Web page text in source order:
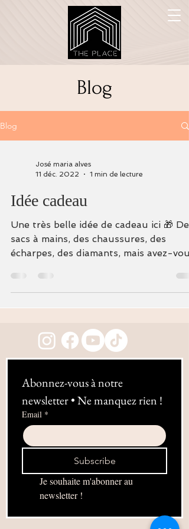
Blog
Blog
José maria alves
11 déc. 2022
1 min de lecture
Idée cadeau
Une très belle idée de cadeau ici 🎁 Des
sacs à mains, des chaussures, des
écharpes, des diamants, mais avez-vous
Abonnez-vous à notre
newsletter • Ne manquez rien !
Email *
Subscribe
Je souhaite m'abonner au
newsletter !